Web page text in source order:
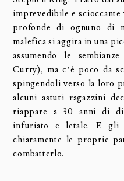
imprevedibile e
profonde di ognuno di
malefica si aggira in una
assumendo le
Curry), ma c’è poco da
spingendoli verso la loro
alcuni astuti ragazzini
riappare a 30 anni di
infuriato e letale. E gli
chiaramente le proprie
combatterlo.